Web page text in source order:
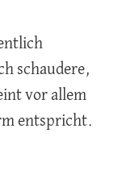
schaudere,
vor allem
entspricht.